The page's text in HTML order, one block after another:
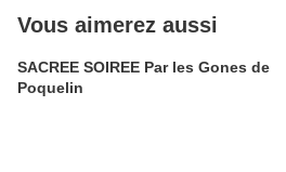
Vous aimerez aussi
SACREE SOIREE Par les Gones de
Poquelin